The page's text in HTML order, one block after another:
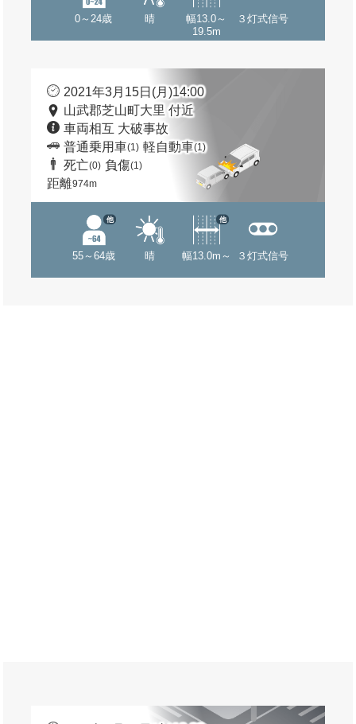
0～24歳 晴
幅13.0～
19.5m
３灯式信号
2021年3月15日(月)14:00
山武郡芝山町大里 付近
車両相互 大破事故
普通乗用車(1) 軽自動車(1)
死亡(0) 負傷(1)
距離974m
55～64歳
他
晴 幅13.0m～
他
３灯式信号